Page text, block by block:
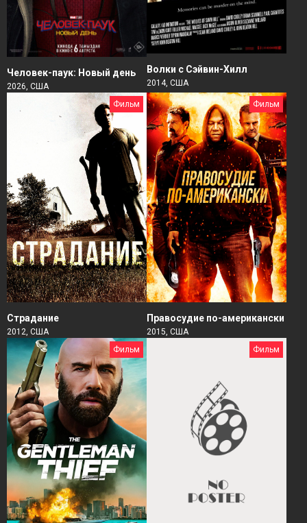
Человек-паук: Новый день
2026, США
Волки с Сэйвин-Хилл
2014, США
Фильм
Страдание
2012, США
Фильм
Правосудие по-американски
2015, США
Фильм
Фильм